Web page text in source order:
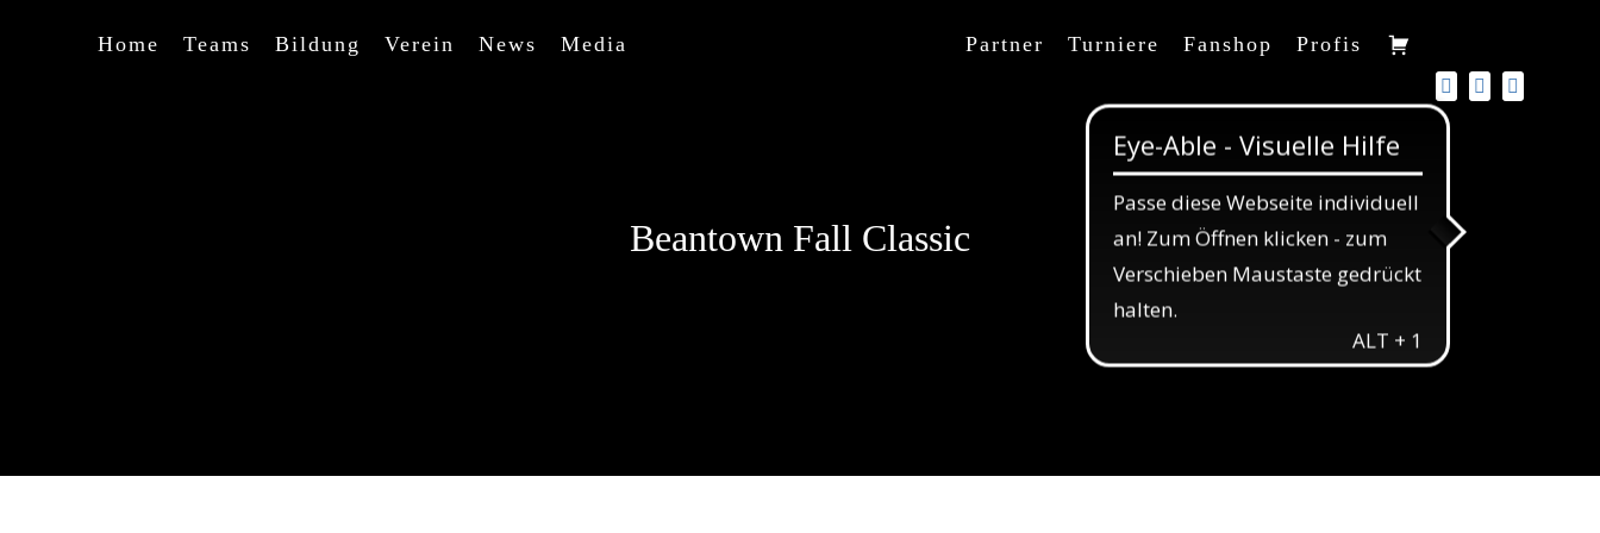
Home Teams Bildung Verein News Media Partner Turniere Fanshop Profis
Beantown Fall Classic